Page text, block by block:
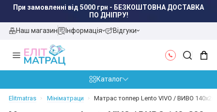
При замовленні від 5000 грн - БЕЗКОШТОВНА ДОСТАВКА
ПО ДНІПРУ!
Наш магазин
Інформація Відгуки
Каталог
Elitmatras Мініматраци Матрас топпер Lento VIVO / ВИВО